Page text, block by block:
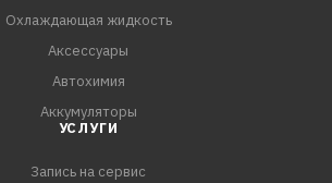
Охлаждающая жидкость
Аксессуары
Автохимия
Аккумуляторы
УСЛУГИ
Запись на сервис